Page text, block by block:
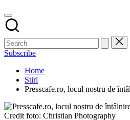
Subscribe
Home
Stiri
Presscafe.ro, locul nostru de
Credit foto: Christian Photography